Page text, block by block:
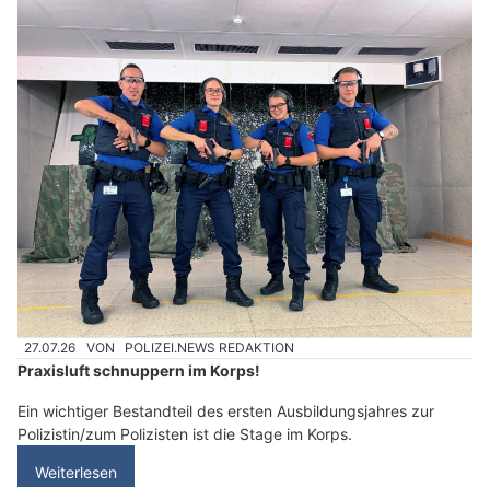
27.07.26 VON POLIZEI.NEWS REDAKTION
Praxisluft schnuppern im Korps!
Ein wichtiger Bestandteil des ersten Ausbildungsjahres zur
Polizistin/zum Polizisten ist die Stage im Korps.
Weiterlesen